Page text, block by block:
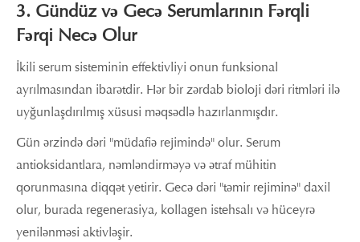
3. Gündüz və Gecə Serumlarının Fərqli
Fərqi Necə Olur
İkili serum sisteminin effektivliyi onun funksional
ayrılmasından ibarətdir. Hər bir zərdab bioloji dəri ritmləri ilə
uyğunlaşdırılmış xüsusi məqsədlə hazırlanmışdır.
Gün ərzində dəri "müdafiə rejimində" olur. Serum
antioksidantlara, nəmləndirməyə və ətraf mühitin
qorunmasına diqqət yetirir. Gecə dəri "təmir rejiminə" daxil
olur, burada regenerasiya, kollagen istehsalı və hüceyrə
yenilənməsi aktivləşir.